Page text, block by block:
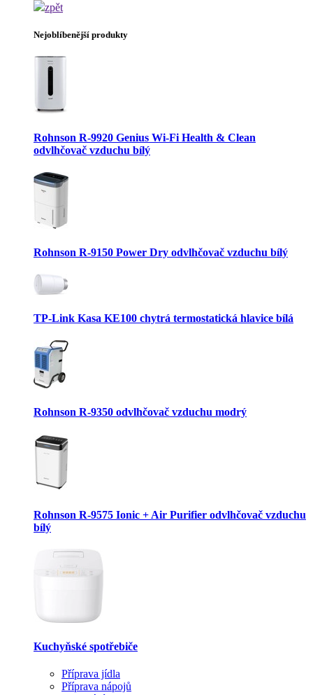
zpět
Nejoblíbenější produkty
Rohnson R-9920 Genius Wi-Fi Health & Clean
odvlhčovač vzduchu bílý
Rohnson R-9150 Power Dry odvlhčovač vzduchu bílý
TP-Link Kasa KE100 chytrá termostatická hlavice bílá
Rohnson R-9350 odvlhčovač vzduchu modrý
Rohnson R-9575 Ionic + Air Purifier odvlhčovač vzduchu
bílý
Kuchyňské spotřebiče
Příprava jídla
Příprava nápojů